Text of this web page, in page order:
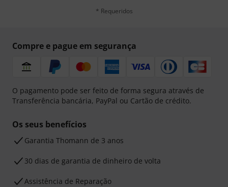
* Requeridos
Compre e pague em segurança
O pagamento pode ser feito de forma segura através de
Transferência bancária, PayPal ou Cartão de crédito.
Os seus benefícios
Garantia Thomann de 3 anos
30 dias de garantia de dinheiro de volta
Assistência de Reparação